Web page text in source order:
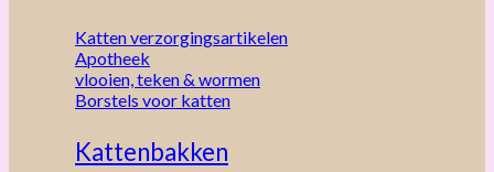
Katten verzorgingsartikelen
Apotheek
vlooien, teken & wormen
Borstels voor katten
Kattenbakken